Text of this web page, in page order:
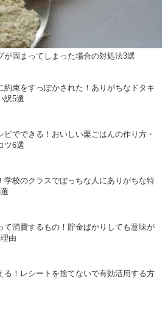
が固まってしまった場合の対処法3選
約束をすっぽかされた！ありがちなドタキ
訳5選
ピでできる！おいしい栗ごはんの作り方・
ツ6選
学校のクラスでぼっちな人にありがちな特
て消費するもの！貯金ばかりしても意味が
由
る！レシートを捨てないで有効活用する方